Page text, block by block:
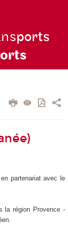
ports
partenariat avec le
la région Provence -